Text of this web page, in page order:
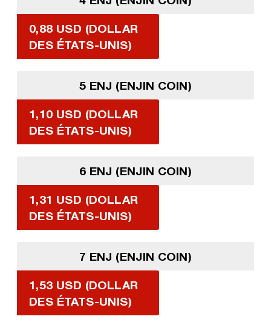
0,88 USD (DOLLAR
DES ÉTATS-UNIS)
5 ENJ (ENJIN COIN)
1,10 USD (DOLLAR
DES ÉTATS-UNIS)
6 ENJ (ENJIN COIN)
1,31 USD (DOLLAR
DES ÉTATS-UNIS)
7 ENJ (ENJIN COIN)
1,53 USD (DOLLAR
DES ÉTATS-UNIS)